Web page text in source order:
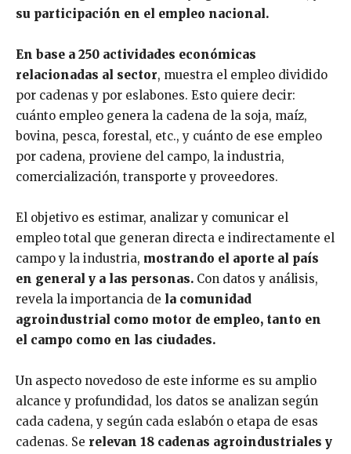
su participación en el empleo nacional.
En base a 250 actividades económicas
relacionadas al sector, muestra el empleo dividido
por cadenas y por eslabones. Esto quiere decir:
cuánto empleo genera la cadena de la soja, maíz,
bovina, pesca, forestal, etc., y cuánto de ese empleo
por cadena, proviene del campo, la industria,
comercialización, transporte y proveedores.
El objetivo es estimar, analizar y comunicar el
empleo total que generan directa e indirectamente el
campo y la industria, mostrando el aporte al país
en general y a las personas. Con datos y análisis,
revela la importancia de la comunidad
agroindustrial como motor de empleo, tanto en
el campo como en las ciudades.
Un aspecto novedoso de este informe es su amplio
alcance y profundidad, los datos se analizan según
cada cadena, y según cada eslabón o etapa de esas
cadenas. Se relevan 18 cadenas agroindustriales y